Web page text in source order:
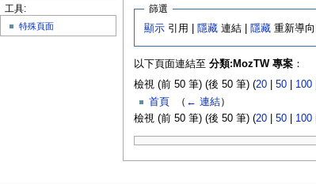
篩選
顯示 引用 | 隱藏 連結 | 隱藏 重新導向
以下頁面連結至 分類:MozTW 專案：
檢視 (前 50 筆) (後 50 筆) (20| 50| 100|
首頁
（ ← 連結）
檢視 (前 50 筆) (後 50 筆) (20| 50| 100|
工具:
特殊頁面